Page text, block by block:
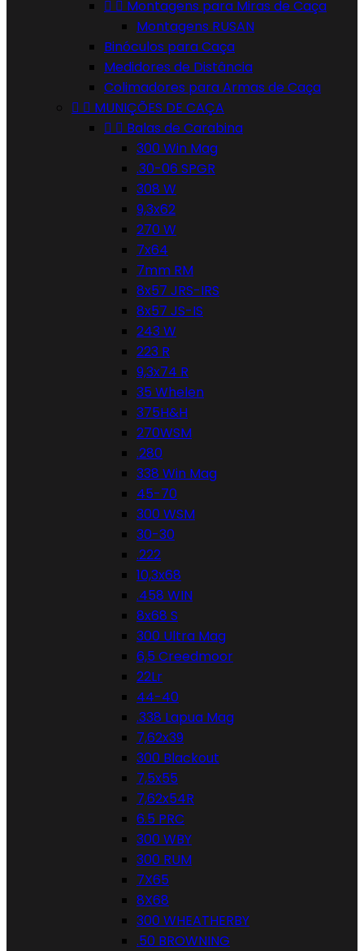
  Montagens para Miras de Caça
Montagens RUSAN
Binóculos para Caça
Medidores de Distância
Colimadores para Armas de Caça
  MUNIÇÕES DE CAÇA
  Balas de Carabina
300 Win Mag
.30-06 SPGR
308 W
9,3x62
270 W
7x64
7mm RM
8x57 JRS-IRS
8x57 JS-IS
243 W
223 R
9,3x74 R
35 Whelen
375H&H
270WSM
.280
338 Win Mag
45-70
300 WSM
30-30
.222
10,3x68
.458 WIN
8x68 S
300 Ultra Mag
6,5 Creedmoor
22Lr
44-40
.338 Lapua Mag
7,62x39
300 Blackout
7,5x55
7,62x54R
6.5 PRC
300 WBY
300 RUM
7X65
8X68
300 WHEATHERBY
.50 BROWNING